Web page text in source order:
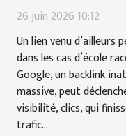
26 juin 2026 10:12
Un lien venu
dans les cas d’école
Google, un backlink
massive, peut
visibilité, clics, qui
trafic...